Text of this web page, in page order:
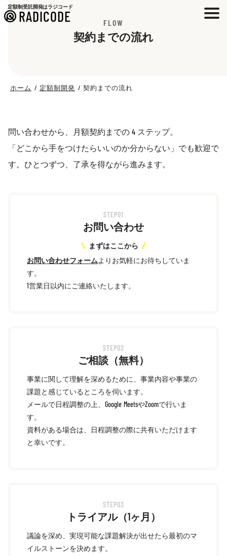
RADICODE
定額制受託開発はラジコード
FLOW
契約までの流れ
ホーム 定額制開発 契約までの流れ
問い合わせから、月額契約までの 4 ステップ。
「どこから手をつけたらいいのか分からない」でも歓迎で
す。ひとつずつ、了承を得ながら進みます。
STEP01
お問い合わせ
まずはここから
お問い合わせフォームよりお気軽にお待ちしていま
す。
1営業日以内にご連絡いたします。
STEP02
ご相談（無料）
事業に関して理解を深めるために、事業内容や事業の
課題と感じているところを伺います。
メールで日程調整の上、Google MeetsやZoomで行いま
す。
資料がある場合は、日程調整の際に共有いただけます
と幸いです。
STEP03
トライアル（1ヶ月）
議論を深め、実現可能な課題解決が出せたら最初のマ
イルストーンを決めます。